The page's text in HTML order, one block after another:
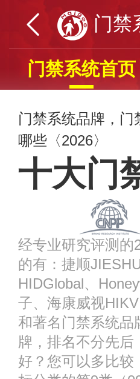
门禁
门禁系统首页
门禁系统品牌，
哪些〈2026〉
十大门
经专业研究评测的
的有：捷顺
HIDGlobal、
子、海康威视
和著名门禁系统品
牌，排名不分先
好？您可以多比较